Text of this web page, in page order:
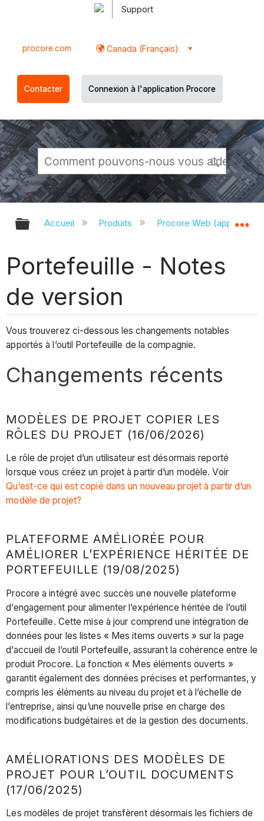
Support
procore.com Canada (Français)
Contacter Connexion à l'application Procore
Développer/réduire la hiérarchie
Accueil Produits Procore Web
Portefeuille - Notes
de version
Vous trouverez ci-dessous les changements notables
apportés à l’outil Portefeuille de la compagnie.
Changements récents
MODÈLES DE PROJET COPIER LES
RÔLES DU PROJET (16/06/2026)
Le rôle de projet d’un utilisateur est désormais reporté
lorsque vous créez un projet à partir d’un modèle. Voir
Qu’est-ce qui est copié dans un nouveau projet à partir d’un
modèle de projet?
PLATEFORME AMÉLIORÉE POUR
AMÉLIORER L’EXPÉRIENCE HÉRITÉE DE
PORTEFEUILLE (19/08/2025)
Procore a intégré avec succès une nouvelle plateforme
d’engagement pour alimenter l’expérience héritée de l’outil
Portefeuille. Cette mise à jour comprend une intégration de
données pour les listes « Mes items ouverts » sur la page
d’accueil de l’outil Portefeuille, assurant la cohérence entre le
produit Procore. La fonction « Mes éléments ouverts »
garantit également des données précises et performantes, y
compris les éléments au niveau du projet et à l’échelle de
l’entreprise, ainsi qu’une nouvelle prise en charge des
modifications budgétaires et de la gestion des documents.
AMÉLIORATIONS DES MODÈLES DE
PROJET POUR L’OUTIL DOCUMENTS
(17/06/2025)
Les modèles de projet transfèrent désormais les fichiers de